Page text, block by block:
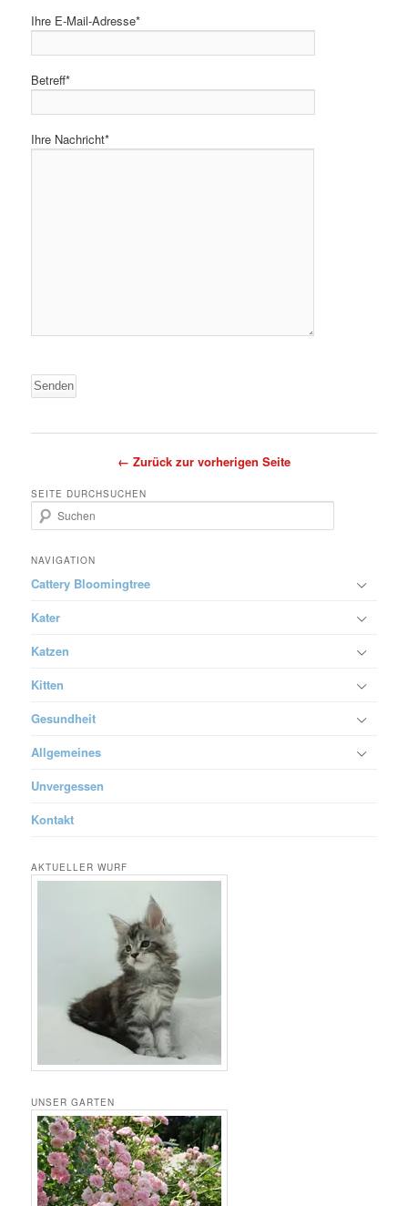
Ihre E-Mail-Adresse*
Betreff*
Ihre Nachricht*
lasse
dieses
leer.
← Zurück zur vorherigen Seite
SEITE DURCHSUCHEN
u
h
e
NAVIGATION
Cattery Bloomingtree
Kater
Katzen
Kitten
Gesundheit
Allgemeines
Unvergessen
Kontakt
AKTUELLER WURF
UNSER GARTEN